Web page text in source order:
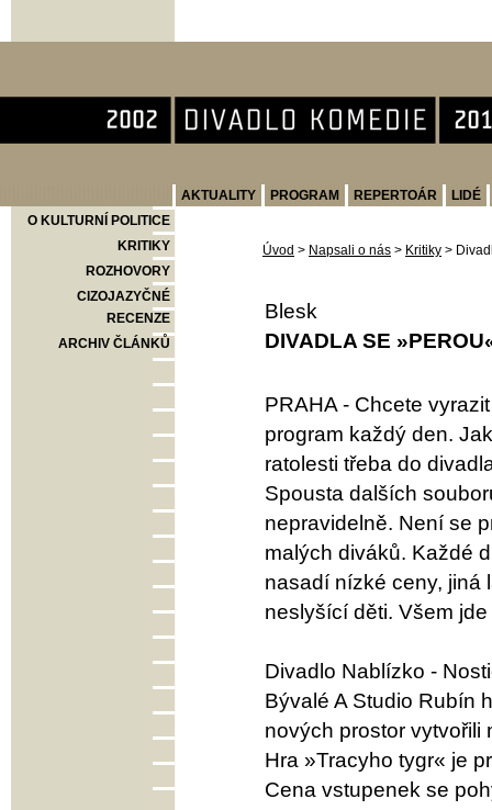
AKTUALITY PROGRAM REPERTOÁR
LIDÉ
O KULTURNÍ POLITICE
KRITIKY
ROZHOVORY
CIZOJAZYČNÉ
RECENZE
ARCHIV ČLÁNKŮ
Úvod > Napsali o nás > Kritiky >
Blesk
DIVADLA SE
PRAHA - Chcete
program každý den.
ratolesti třeba do
Spousta dalších
nepravidelně. Není se
malých diváků. Každé
nasadí nízké ceny, jiná
neslyšící děti. Všem
Divadlo Nablízko -
Bývalé A Studio Rubín
nových prostor
Hra »Tracyho tygr« je
Cena vstupenek se